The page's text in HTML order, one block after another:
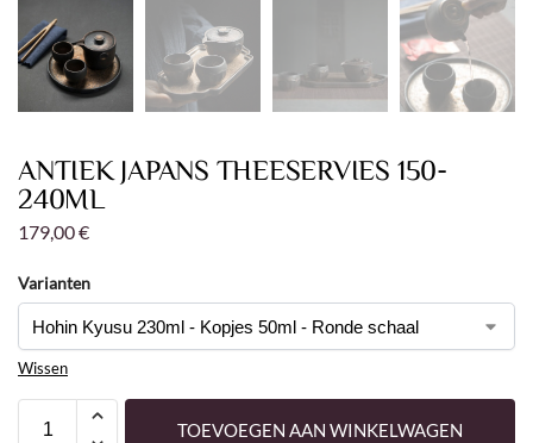
ANTIEK JAPANS THEESERVIES 150-
240ML
179,00€
Varianten
Wissen
TOEVOEGEN AAN WINKELWAGEN